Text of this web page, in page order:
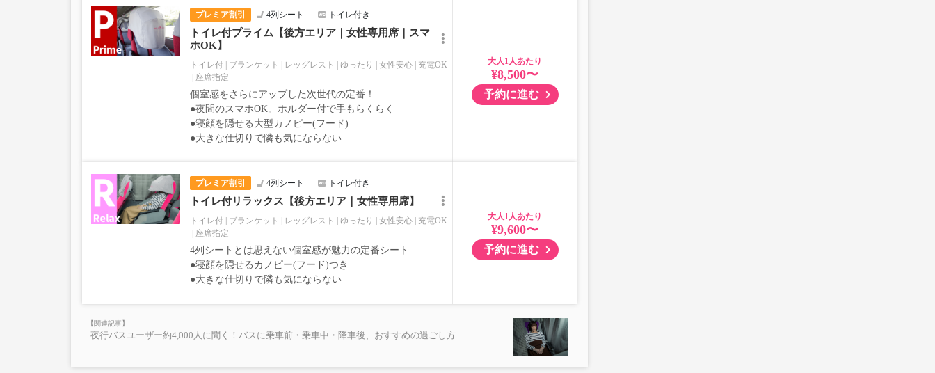
プレミア割引 4列シート トイレ付き
トイレ付プライム【後方エリア｜女性専用席｜スマ
ホOK】
トイレ付 ブランケット レッグレスト ゆったり 女性安心
充電OK
座席指定
個室感をさらにアップした次世代の定番！
●夜間のスマホOK。ホルダー付で手もらくらく
●寝顔を隠せる大型カノピー(フード)
●大きな仕切りで隣も気にならない
大人
¥8,500〜
予約に進む
プレミア割引 4列シート トイレ付き
トイレ付リラックス【後方エリア｜女性専用席】
トイレ付 ブランケット レッグレスト ゆったり 女性安心
充電OK
座席指定
4列シートとは思えない個室感が魅力の定番シート
●寝顔を隠せるカノピー(フード)つき
●大きな仕切りで隣も気にならない
大人
¥9,600〜
予約に進む
夜行バスユーザー約4,000人に聞く！バスに乗車前・乗車中・降車後、おすすめの過ごし方